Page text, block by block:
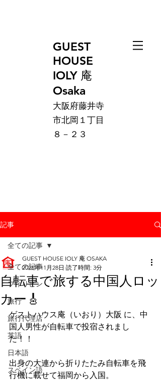
GUEST
HOUSE
IOLY 庵
Osaka
大阪府藤井寺
市北岡１丁目
８－２３
記事
全ての記事
フィリピン
旅行
旅行代理店
英語
日本語
スペイン語
全ての記事
自転車で旅する中国人ロッ
カー🎸
GUEST HOUSE IOLY 庵 OSAKA
2025年11月28日 読了時間: 3分
ゲストハウス庵（いおり）大阪 に、中
国人男性が自転車で投宿されまし
た！！
出身の大連から折りたたみ自転車を飛
行機に載せて福岡から入国。